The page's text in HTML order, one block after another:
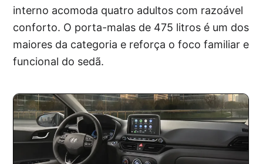
interno acomoda quatro adultos com razoável
conforto. O porta-malas de 475 litros é um dos
maiores da categoria e reforça o foco familiar e
funcional do sedã.